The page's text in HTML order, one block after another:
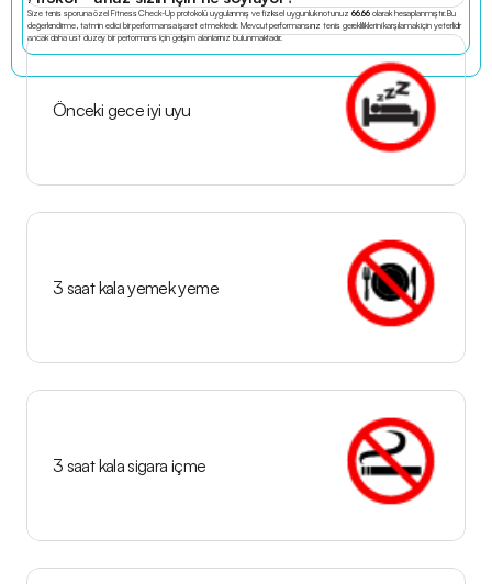
Size tenis sporuna özel Fitness Check-Up protokolü uygulanmış ve fiziksel uygunluk notunuz 66.66 olarak hesaplanmıştır. Bu
değerlendirme, tatmin edici bir performansa işaret etmektedir. Mevcut performansınız tenis gerekliliklerini karşılamak için yeterlidir
ancak daha üst düzey bir performans için gelişim alanlarınız bulunmaktadır.
Önceki gece iyi uyu
3 saat kala yemek yeme
3 saat kala sigara içme